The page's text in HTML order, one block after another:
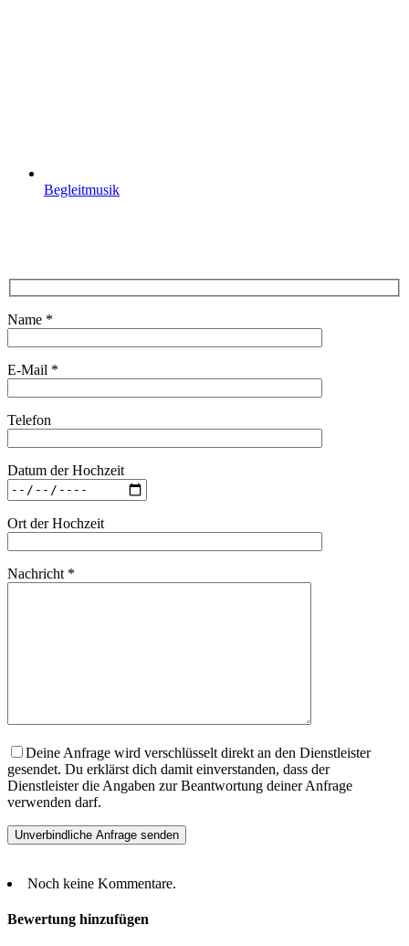
Begleitmusik
Name *
E-Mail *
Telefon
Datum der Hochzeit
Ort der Hochzeit
Nachricht *
Deine Anfrage wird verschlüsselt direkt an den Dienstleister
gesendet. Du erklärst dich damit einverstanden, dass der
Dienstleister die Angaben zur Beantwortung deiner Anfrage
verwenden darf.
Noch keine Kommentare.
Bewertung hinzufügen